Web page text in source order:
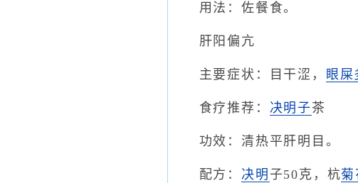
用法：佐餐食。
肝阳偏亢
主要症状：目干涩， 眼屎
食疗推荐： 决明子茶
功效：清热平肝明目。
配方： 决明 子50克，杭菊